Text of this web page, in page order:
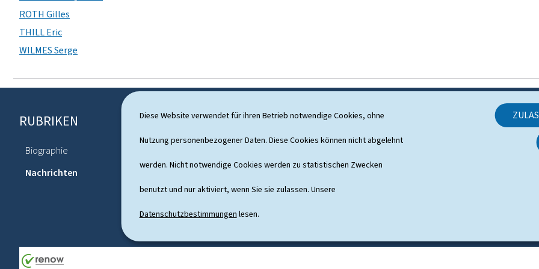
Diese Website verwendet für ihren Betrieb notwendige Cookies, ohne
Nutzung personenbezogener Daten. Diese Cookies können nicht abgelehnt
werden. Nicht notwendige Cookies werden zu statistischen Zwecken
benutzt und nur aktiviert, wenn Sie sie zulassen. Unsere
Datenschutzbestimmungen lesen.
ROTH Gilles
THILL Eric
WILMES Serge
FRUBRIKEN
Biographie
Nachrichten